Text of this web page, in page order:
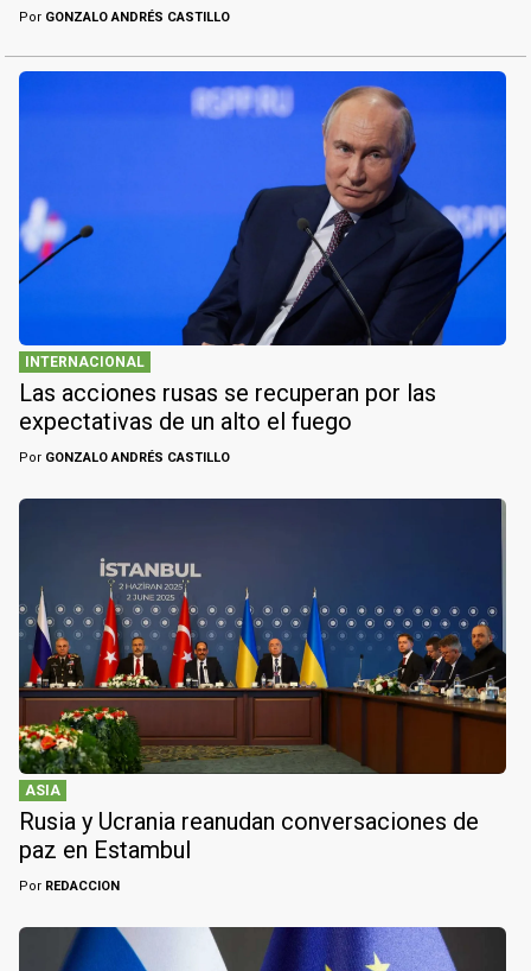
Por GONZALO ANDRÉS CASTILLO
INTERNACIONAL
Las acciones rusas se recuperan por las
expectativas de un alto el fuego
Por GONZALO ANDRÉS CASTILLO
ASIA
Rusia y Ucrania reanudan conversaciones de
paz en Estambul
Por REDACCION